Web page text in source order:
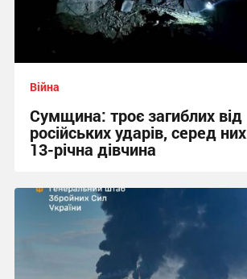
Війна
Сумщина: троє загиблих від
російських ударів, серед них
13-річна дівчина
11:39 вчора